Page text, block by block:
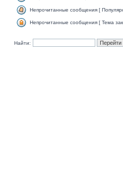
Непрочитанные сообщения [
Непрочитанные сообщения [ Тема
Найти: